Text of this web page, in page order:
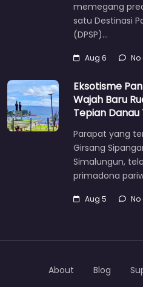
memegang
satu Destinasi
(DPSP)…
Aug 6
Eksotisme
Wajah Baru
Tepian Danau
Parapat yang
Girsang
Simalungun,
primadona
Aug 5
About Blog